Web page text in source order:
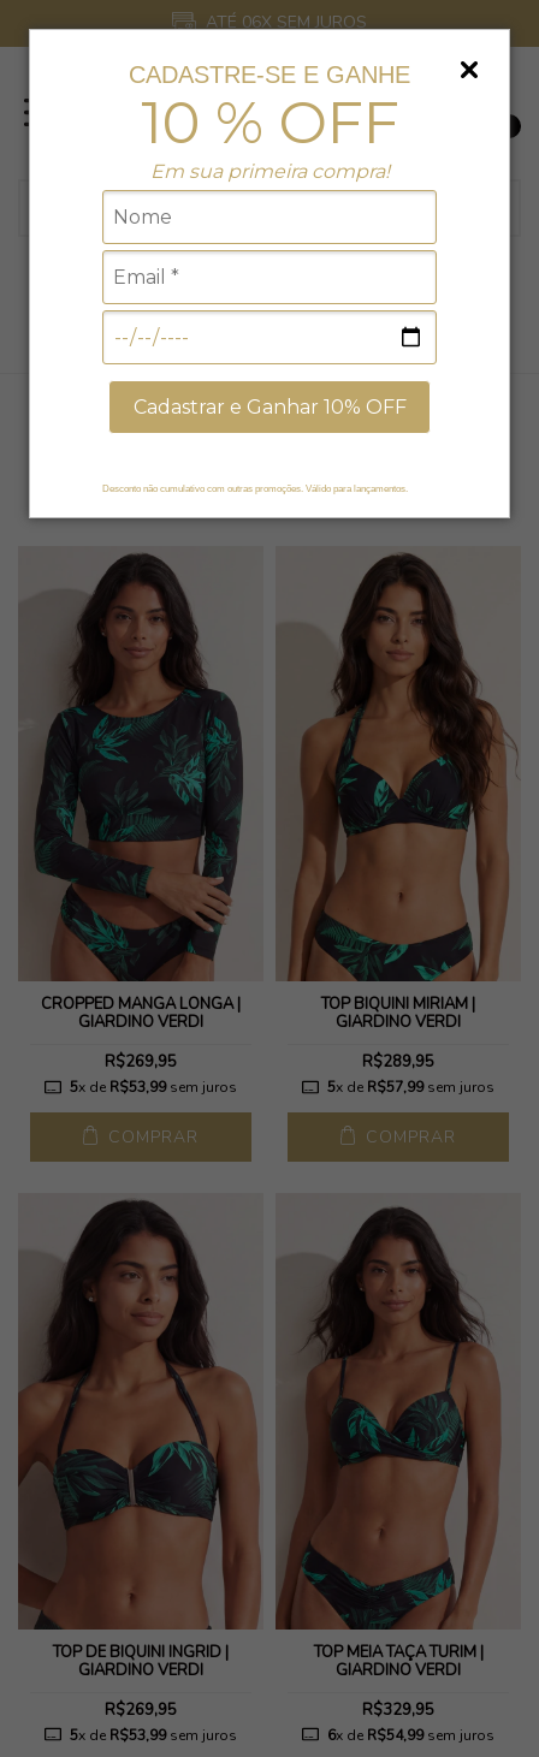
CADASTRE-SE E GANHE
10 % OFF
Em sua primeira compra!
Cadastrar e Ganhar 10% OFF
Desconto não cumulativo com outras promoções. Válido para lançamentos.
ATÉ 06X SEM JUROS
BIQUÍNIS
Início BIQUÍNIS breadcrumbs.tops
Página de 5
CROPPED MANGA LONGA |
GIARDINO VERDI
R$269,95
5x de R$53,99sem juros
COMPRAR
TOP BIQUÍNI MIRIAM |
GIARDINO VERDI
R$289,95
5x de R$57,99sem juros
COMPRAR
TOP DE BIQUÍNI INGRID |
GIARDINO VERDI
R$269,95
5x de R$53,99sem juros
TOP MEIA TAÇA TURIM |
GIARDINO VERDI
R$329,95
6x de R$54,99sem juros